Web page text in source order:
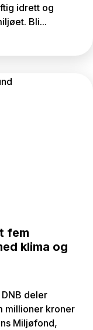
idrett og
Bli...
fem
klima og
deler
millioner kroner
Miljøfond,